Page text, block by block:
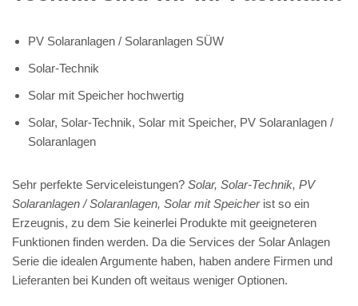
PV Solaranlagen / Solaranlagen SÜW
Solar-Technik
Solar mit Speicher hochwertig
Solar, Solar-Technik, Solar mit Speicher, PV Solaranlagen /
Solaranlagen
Sehr perfekte Serviceleistungen? Solar, Solar-Technik, PV
Solaranlagen / Solaranlagen, Solar mit Speicherist so ein
Erzeugnis, zu dem Sie keinerlei Produkte mit geeigneteren
Funktionen finden werden. Da die Services der Solar Anlagen
Serie die idealen Argumente haben, haben andere Firmen und
Lieferanten bei Kunden oft weitaus weniger Optionen.